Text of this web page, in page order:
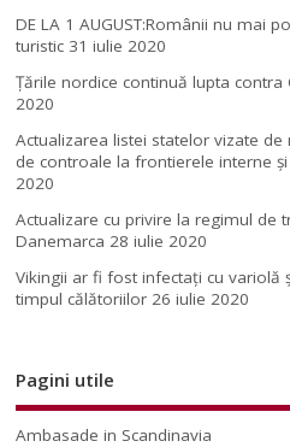
DE LA 1 AUGUST:Românii nu mai
turistic 31 iulie 2020
Țările nordice continuă lupta
2020
Actualizarea listei statelor vizate
de controale la frontierele interne
2020
Actualizare cu privire la regimul de
Danemarca 28 iulie 2020
Vikingii ar fi fost infectaţi cu variolă
timpul călătoriilor 26 iulie 2020
Pagini utile
Ambasade in Scandinavia